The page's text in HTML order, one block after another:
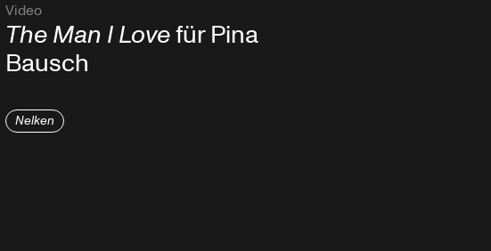
Video
The Man I Lovefür Pina
Bausch
Nelken